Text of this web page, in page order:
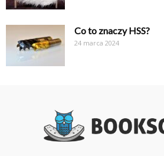
Co to znaczy HSS?
24 marca 2024